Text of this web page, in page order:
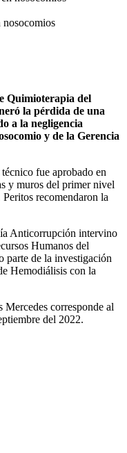
nosocomios
Quimioterapia del
la pérdida de una
a la negligencia
y de la Gerencia
fue aprobado en
y muros del primer nivel
recomendaron la
Anticorrupción intervino
Humanos del
parte de la investigación
Hemodiálisis con la
corresponde al
del 2022.